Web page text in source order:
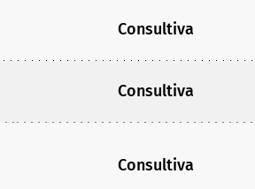
Consultiva
Consultiva
Consultiva